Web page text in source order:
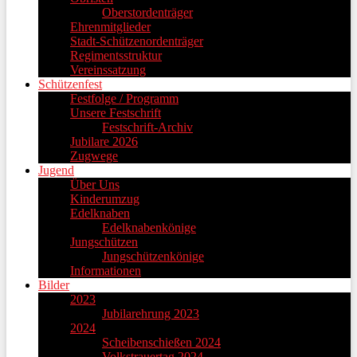
Oberstordenträger
Ehrenmitglieder
Stadt-Schützenordenträger
Regimentsstruktur
Vereinssatzung
Schützenfest
Festfolge / Programm
Unsere Festschrift
Festschrift-Archiv
Jubilare 2026
Zugwege
Jugend
Über Uns
Kinderumzug
Edelknaben
Edelknabenkönige
Jungschützen
Jungschützenkönige
Informationen
Bilder
2023
Jubilarehrung 2023
2024
Scheibenschießen 2024